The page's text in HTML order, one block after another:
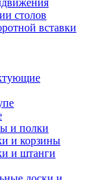
столов
вставки
и полки
и корзины
и штанги